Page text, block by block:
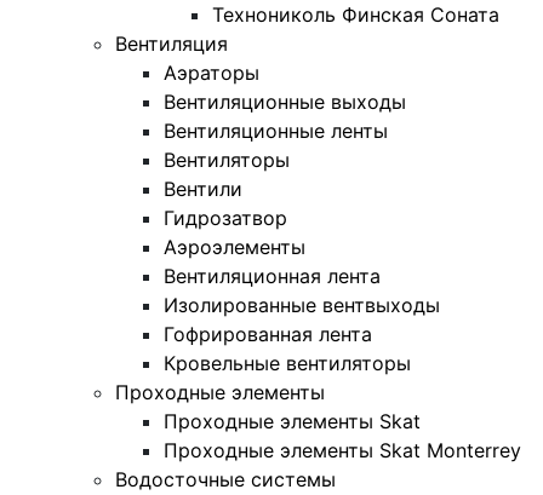
Технониколь Финская Соната
Вентиляция
Аэраторы
Вентиляционные выходы
Вентиляционные ленты
Вентиляторы
Вентили
Гидрозатвор
Аэроэлементы
Вентиляционная лента
Изолированные вентвыходы
Гофрированная лента
Кровельные вентиляторы
Проходные элементы
Проходные элементы Skat
Проходные элементы Skat Monterrey
Водосточные системы